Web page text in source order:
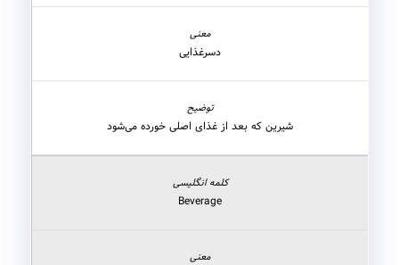
دسرغذایی
شیرین که بعد از غذای اصلی خورده می‌شود
Beverage